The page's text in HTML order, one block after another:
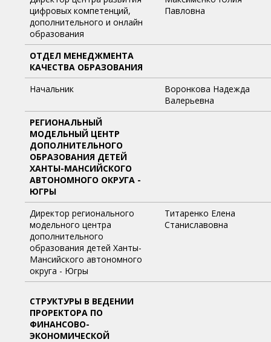
цифровых компетенций,
дополнительного и онлайн
образования
Павловна
ОТДЕЛ МЕНЕДЖМЕНТА
КАЧЕСТВА ОБРАЗОВАНИЯ
Начальник
Воронкова Надежда
Валерьевна
РЕГИОНАЛЬНЫЙ
МОДЕЛЬНЫЙ ЦЕНТР
ДОПОЛНИТЕЛЬНОГО
ОБРАЗОВАНИЯ ДЕТЕЙ
ХАНТЫ-МАНСИЙСКОГО
АВТОНОМНОГО ОКРУГА -
ЮГРЫ
Директор регионального
модельного центра
дополнительного
образования детей Ханты-
Мансийского автономного
округа - Югры
Титаренко Елена
Станиславовна
СТРУКТУРЫ В ВЕДЕНИИ
ПРОРЕКТОРА ПО
ФИНАНСОВО-
ЭКОНОМИЧЕСКОЙ